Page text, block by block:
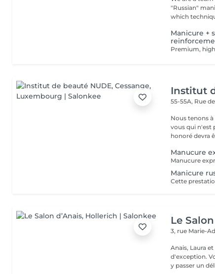
"Russian"
which
Manicure +
Institut
55-55A, Rue
Nous tenons
vous qui n'est
honoré devra
Manucure
Manicure
Le
3, rue Marie-
Anais, Laura
d'exception. Vous serez accueillis dans un cadre raffiné et feutré pour
y passer un